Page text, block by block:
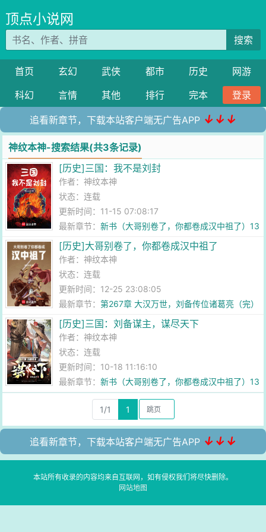
顶点小说网
搜索
首页 玄幻 武侠 都市 历史
网游
科幻
言情 其他 排行 完本 登录
追看新章节，下载本站客户端无广告APP ↓↓↓
神纹本神-搜索结果(共3条记录)
[历史]三国：我不是刘封
作者：神纹本神
状态：连载
更新时间：11-15 07:08:17
最新章节：新书（大哥别卷了，你都卷成汉中祖了）13
万字了，可以宰了
[历史]大哥别卷了，你都卷成汉中祖了
作者：神纹本神
状态：连载
更新时间：12-25 23:08:05
最新章节：第267章 大汉万世，刘备传位诸葛亮（完）
[历史]三国：刘备谋主，谋尽天下
作者：神纹本神
状态：连载
更新时间：10-18 11:16:10
最新章节：新书（大哥别卷了，你都卷成汉中祖了）13
万字了，可以宰了
1/1
1
追看新章节，下载本站客户端无广告APP ↓↓↓
本站所有收录的内容均来自互联网，如有侵权我们将尽快删除。
网站地图